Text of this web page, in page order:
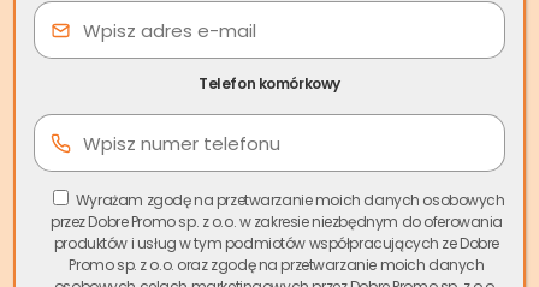
egzekucyjne?
Ile trwa postępowanie egzekucyjne?
przez wierzyciela. Najczęściej wierzyciel kontaktuje się z
osobą zadłużoną, aby przypomnieć o zobowiązaniu,
dowiedzieć się, z czego wynika zwłoka, a czasami
zaproponować dogodniejsze warunki spłaty. To może
potrwać od kilku dni do wielu miesięcy – w zależności od
tego jak bardzo wierzyciel jest zdeterminowany, aby
Telefon komórkowy
Wyrażam zgodę na przetwarzanie moich danych osobowych
przez Dobre Promo sp. z o.o. w zakresie niezbędnym do oferowania
produktów i usług w tym podmiotów współpracujących ze Dobre
Promo sp. z o.o. oraz zgodę na przetwarzanie moich danych